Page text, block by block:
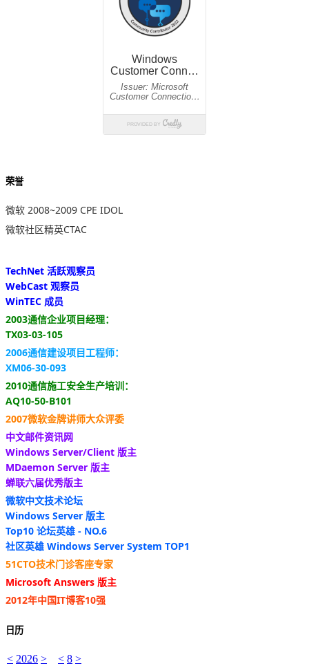
荣誉
微软 2008~2009 CPE IDOL
微软社区精英CTAC
TechNet 活跃观察员
WebCast 观察员
WinTEC 成员
2003通信企业项目经理：
TX03-03-105
2006通信建设项目工程师：
XM06-30-093
2010通信施工安全生产培训：
AQ10-50-B101
2007微软金牌讲师大众评委
中文邮件资讯网
Windows Server/Client 版主
MDaemon Server 版主
蝉联六届优秀版主
微软中文技术论坛
Windows Server 版主
Top10 论坛英雄 - NO.6
社区英雄 Windows Server System TOP1
51CTO技术门诊客座专家
Microsoft Answers 版主
2012年中国IT博客10强
日历
< 2026 > < 8 >